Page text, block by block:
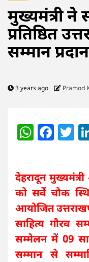
मुख्यमंत्री ने
प्रतिष्ठित
सम्मान
3 years ago Pramod
देहरादून
को सर्वे चौक
आयोजित
साहित्य गौरव
सम्मेलन में 09
सम्मान से